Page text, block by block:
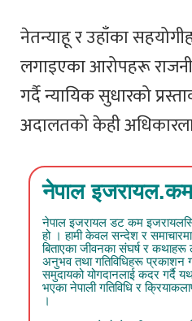
नेतन्याहू र उहाँका
लगाइएका आरोपहरू
गर्दै न्यायिक सुधारको
अदालतको केही
नेपाल
नेपाल इजरायल डट कम
हो । हामी केवल सन्देश र
बिताएका जीवनका संघर्ष र कथाहरू
अनुभव तथा गतिविधिहरू प्रकाशन
समुदायको योगदानलाई कदर गर्दै
भएका नेपाली गतिविधि र
।